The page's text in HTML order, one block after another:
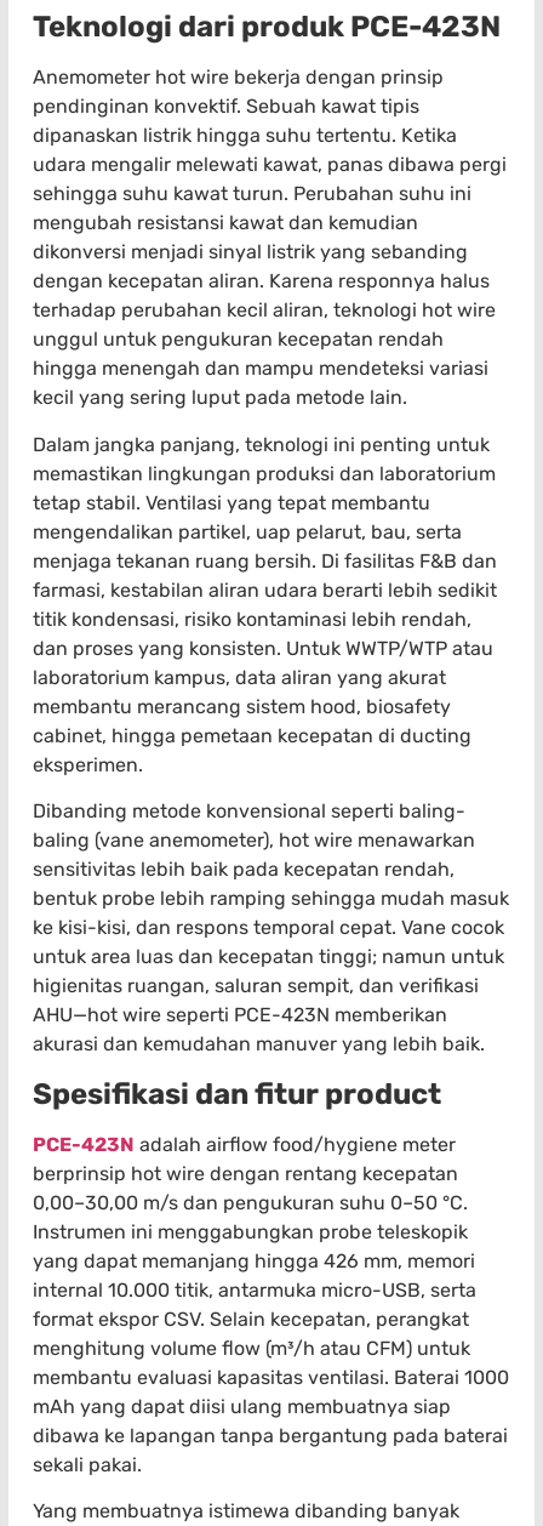
Teknologi dari produk PCE-423N
Anemometer hot wire bekerja dengan prinsip
pendinginan konvektif. Sebuah kawat tipis
dipanaskan listrik hingga suhu tertentu. Ketika
udara mengalir melewati kawat, panas dibawa pergi
sehingga suhu kawat turun. Perubahan suhu ini
mengubah resistansi kawat dan kemudian
dikonversi menjadi sinyal listrik yang sebanding
dengan kecepatan aliran. Karena responnya halus
terhadap perubahan kecil aliran, teknologi hot wire
unggul untuk pengukuran kecepatan rendah
hingga menengah dan mampu mendeteksi variasi
kecil yang sering luput pada metode lain.
Dalam jangka panjang, teknologi ini penting untuk
memastikan lingkungan produksi dan laboratorium
tetap stabil. Ventilasi yang tepat membantu
mengendalikan partikel, uap pelarut, bau, serta
menjaga tekanan ruang bersih. Di fasilitas F&B dan
farmasi, kestabilan aliran udara berarti lebih sedikit
titik kondensasi, risiko kontaminasi lebih rendah,
dan proses yang konsisten. Untuk WWTP/WTP atau
laboratorium kampus, data aliran yang akurat
membantu merancang sistem hood, biosafety
cabinet, hingga pemetaan kecepatan di ducting
eksperimen.
Dibanding metode konvensional seperti baling-
baling (vane anemometer), hot wire menawarkan
sensitivitas lebih baik pada kecepatan rendah,
bentuk probe lebih ramping sehingga mudah masuk
ke kisi-kisi, dan respons temporal cepat. Vane cocok
untuk area luas dan kecepatan tinggi; namun untuk
higienitas ruangan, saluran sempit, dan verifikasi
AHU—hot wire seperti PCE-423N memberikan
akurasi dan kemudahan manuver yang lebih baik.
Spesifikasi dan fitur product
PCE-423N adalah airflow food/hygiene meter
berprinsip hot wire dengan rentang kecepatan
0,00–30,00 m/s dan pengukuran suhu 0–50 °C.
Instrumen ini menggabungkan probe teleskopik
yang dapat memanjang hingga 426 mm, memori
internal 10.000 titik, antarmuka micro-USB, serta
format ekspor CSV. Selain kecepatan, perangkat
menghitung volume flow (m³/h atau CFM) untuk
membantu evaluasi kapasitas ventilasi. Baterai 1000
mAh yang dapat diisi ulang membuatnya siap
dibawa ke lapangan tanpa bergantung pada baterai
sekali pakai.
Yang membuatnya istimewa dibanding banyak